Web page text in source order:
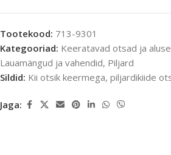
Tootekood: 713-9301
Kategooriad: Keeratavad otsad ja
Lauamängud ja vahendid, Piljard
Sildid: Kii otsik keermega, piljardikiide
Jaga: